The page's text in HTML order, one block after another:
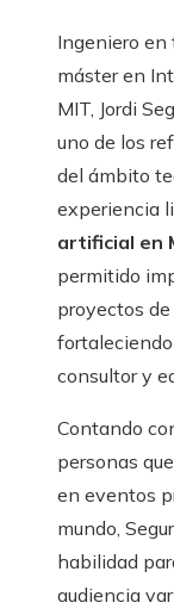
Ingeniero en
máster en
MIT, Jordi
uno de los
del ámbito
experiencia
artificial en
permitido
proyectos
consultor y
Contando
personas
en eventos
mundo,
habilidad
audiencia